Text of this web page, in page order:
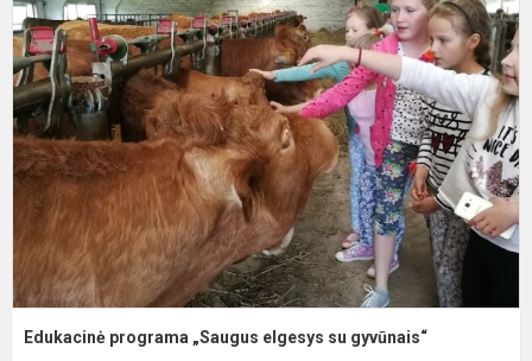
Edukacinė programa „Saugus elgesys su gyvūnais“